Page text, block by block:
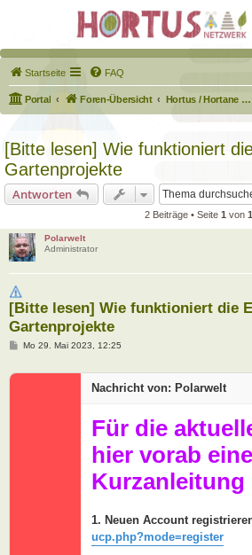
Startseite FAQ
Portal Foren-Übersicht Hortus / Hortane Habitate / Garten auf dem Weg
[Bitte lesen] Wie funktioniert
Gartenprojekte
Antworten
2 Beiträge • Seite 1 von 1
Polarwelt
Administrator
[Bitte lesen] Wie funktioniert die
Gartenprojekte
B
t
Mo 29. Mai 2023, 12:25
Nachricht von: Polarwelt
Für die
hier vorab eine
Kurzanleitung
1. Neuen Account
ucp.php?mode=register